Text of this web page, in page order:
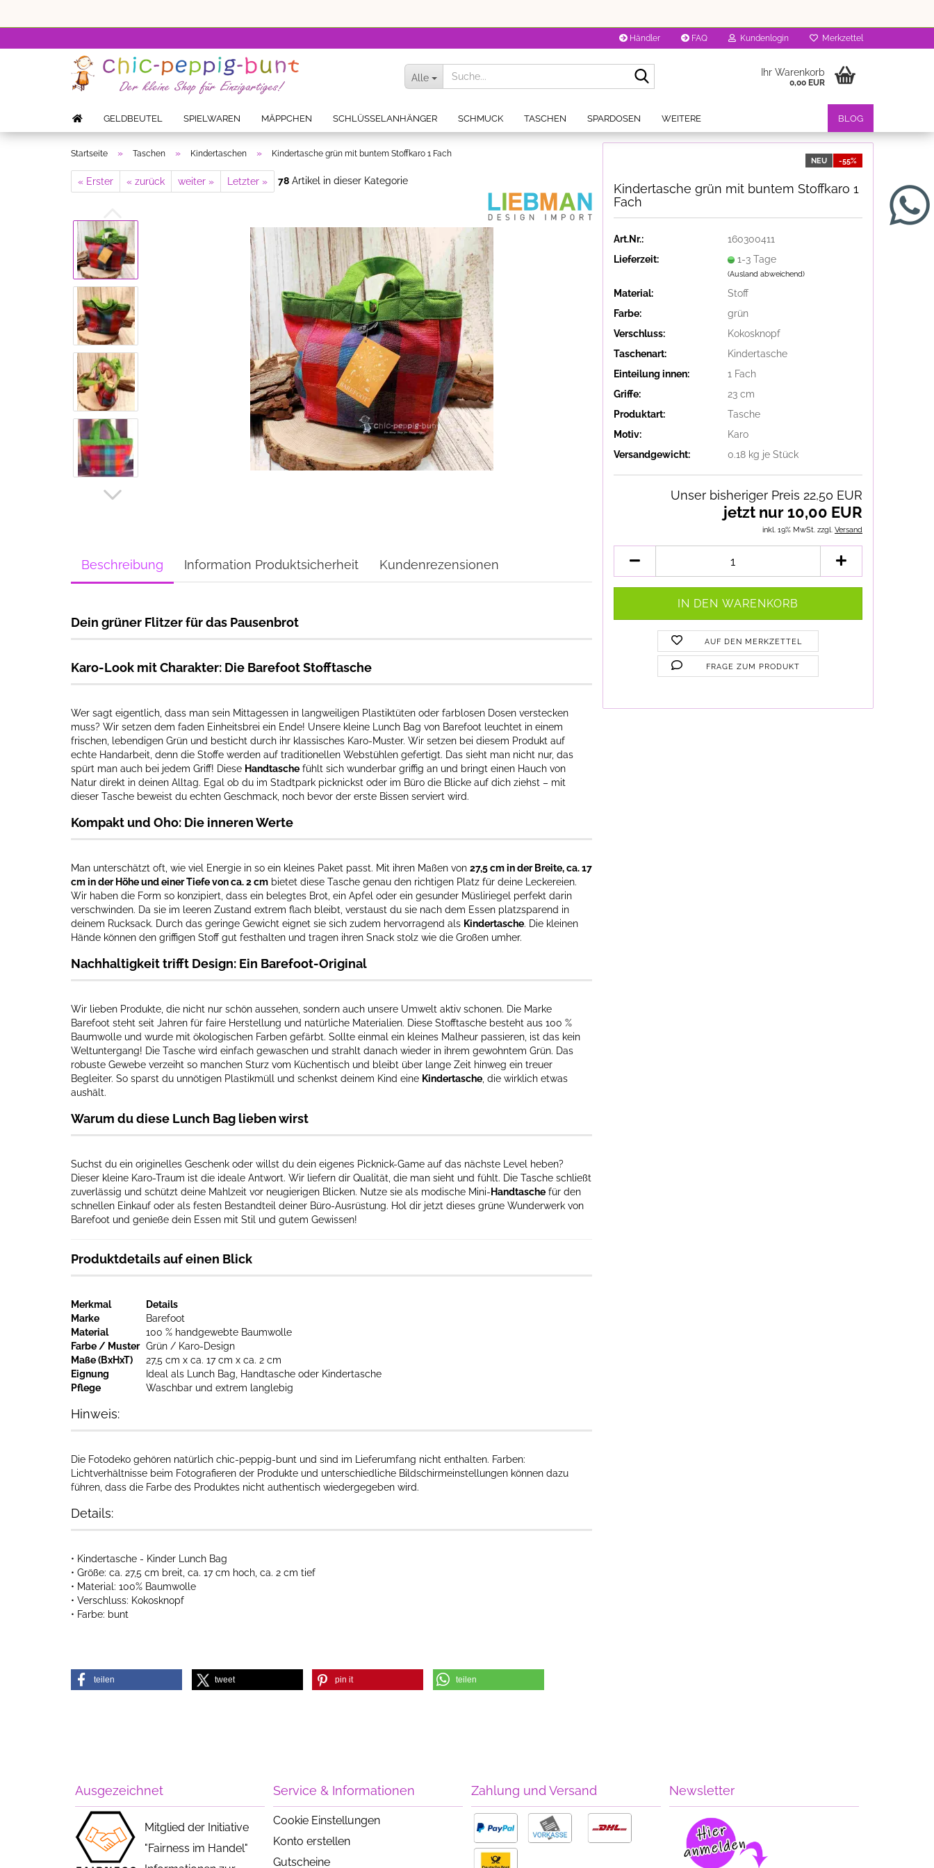
Händler FAQ Kundenlogin Merkzettel
Alle Ihr Warenkorb
0,00 EUR
GELDBEUTEL SPIELWAREN MÄPPCHEN SCHLÜSSELANHÄNGER SCHMUCK TASCHEN SPARDOSEN BLOG
WEITERE
Startseite » Taschen » Kindertaschen » Kindertasche grün mit buntem Stoffkaro 1 Fach
« Erster « zurück weiter » Letzter » 78 Artikel in dieser Kategorie
NEU -55%
Kindertasche grün mit buntem Stoffkaro 1
Fach
Art.Nr.:
160300411
Lieferzeit:
1-3 Tage
(Ausland abweichend)
Material:
Stoff
Farbe:
grün
Verschluss:
Kokosknopf
Taschenart:
Kindertasche
Einteilung innen:
1 Fach
Griffe:
23 cm
Produktart:
Tasche
Motiv:
Karo
Versandgewicht:
0.18 kg je Stück
Unser bisheriger Preis 22,50 EUR
jetzt nur 10,00 EUR
inkl. 19% MwSt. zzgl. Versand
AUF DEN MERKZETTEL
FRAGE ZUM PRODUKT
Beschreibung Information Produktsicherheit Kundenrezensionen
Dein grüner Flitzer für das Pausenbrot
Karo-Look mit Charakter: Die Barefoot Stofftasche
Wer sagt eigentlich, dass man sein Mittagessen in langweiligen Plastiktüten oder farblosen Dosen verstecken
muss? Wir setzen dem faden Einheitsbrei ein Ende! Unsere kleine Lunch Bag von Barefoot leuchtet in einem
frischen, lebendigen Grün und besticht durch ihr klassisches Karo-Muster. Wir setzen bei diesem Produkt auf
echte Handarbeit, denn die Stoffe werden auf traditionellen Webstühlen gefertigt. Das sieht man nicht nur, das
spürt man auch bei jedem Griff! Diese Handtasche fühlt sich wunderbar griffig an und bringt einen Hauch von
Natur direkt in deinen Alltag. Egal ob du im Stadtpark picknickst oder im Büro die Blicke auf dich ziehst – mit
dieser Tasche beweist du echten Geschmack, noch bevor der erste Bissen serviert wird.
Kompakt und Oho: Die inneren Werte
Man unterschätzt oft, wie viel Energie in so ein kleines Paket passt. Mit ihren Maßen von 27,5 cm in der Breite, ca. 17
cm in der Höhe und einer Tiefe von ca. 2 cm bietet diese Tasche genau den richtigen Platz für deine Leckereien.
Wir haben die Form so konzipiert, dass ein belegtes Brot, ein Apfel oder ein gesunder Müsliriegel perfekt darin
verschwinden. Da sie im leeren Zustand extrem flach bleibt, verstaust du sie nach dem Essen platzsparend in
deinem Rucksack. Durch das geringe Gewicht eignet sie sich zudem hervorragend als Kindertasche. Die kleinen
Hände können den griffigen Stoff gut festhalten und tragen ihren Snack stolz wie die Großen umher.
Nachhaltigkeit trifft Design: Ein Barefoot-Original
Wir lieben Produkte, die nicht nur schön aussehen, sondern auch unsere Umwelt aktiv schonen. Die Marke
Barefoot steht seit Jahren für faire Herstellung und natürliche Materialien. Diese Stofftasche besteht aus 100 %
Baumwolle und wurde mit ökologischen Farben gefärbt. Sollte einmal ein kleines Malheur passieren, ist das kein
Weltuntergang! Die Tasche wird einfach gewaschen und strahlt danach wieder in ihrem gewohntem Grün. Das
robuste Gewebe verzeiht so manchen Sturz vom Küchentisch und bleibt über lange Zeit hinweg ein treuer
Begleiter. So sparst du unnötigen Plastikmüll und schenkst deinem Kind eine Kindertasche , die wirklich etwas
aushält.
Warum du diese Lunch Bag lieben wirst
Suchst du ein originelles Geschenk oder willst du dein eigenes Picknick-Game auf das nächste Level heben?
Dieser kleine Karo-Traum ist die ideale Antwort. Wir liefern dir Qualität, die man sieht und fühlt. Die Tasche schließt
zuverlässig und schützt deine Mahlzeit vor neugierigen Blicken. Nutze sie als modische Mini- Handtasche für den
schnellen Einkauf oder als festen Bestandteil deiner Büro-Ausrüstung. Hol dir jetzt dieses grüne Wunderwerk von
Barefoot und genieße dein Essen mit Stil und gutem Gewissen!
Produktdetails auf einen Blick
Merkmal
Details
Marke
Barefoot
Material
100 % handgewebte Baumwolle
Farbe / Muster Grün / Karo-Design
Maße (BxHxT)
27,5 cm x ca. 17 cm x ca. 2 cm
Eignung
Ideal als Lunch Bag, Handtasche oder Kindertasche
Pflege
Waschbar und extrem langlebig
Hinweis:
Die Fotodeko gehören natürlich chic-peppig-bunt und sind im Lieferumfang nicht enthalten. Farben:
Lichtverhältnisse beim Fotografieren der Produkte und unterschiedliche Bildschirmeinstellungen können dazu
führen, dass die Farbe des Produktes nicht authentisch wiedergegeben wird.
Details:
• Kindertasche - Kinder Lunch Bag
• Größe: ca. 27,5 cm breit, ca. 17 cm hoch, ca. 2 cm tief
• Material: 100% Baumwolle
• Verschluss: Kokosknopf
• Farbe: bunt
teilen tweet pin it teilen
Ausgezeichnet
Mitglied der Initiative
"Fairness im Handel"
Service & Informationen
Cookie Einstellungen
Konto erstellen
Gutscheine
Zahlung und Versand Newsletter